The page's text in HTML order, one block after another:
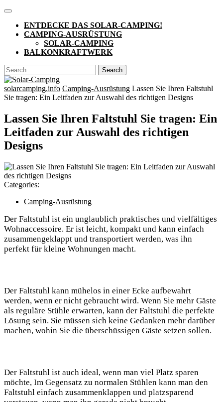
Skip
content
Open
ButtonENTDECKE DAS SOLAR-CAMPING!
CAMPING-AUSRÜSTUNG
SOLAR-CAMPING
BALKONKRAFTWERK
CLOSE
BUTTON
Search
for:
solarcamping.info Camping-Ausrüstung Lassen Sie Ihren Faltstuhl
Sie tragen: Ein Leitfaden zur Auswahl des richtigen Designs
Lassen Sie Ihren Faltstuhl Sie tragen: Ein
Leitfaden zur Auswahl des richtigen
Designs
Categories:
Camping-Ausrüstung
Der Faltstuhl ist ein unglaublich praktisches und vielfältiges
Wohnaccessoire. Er ist leicht, kompakt und kann einfach
zusammengeklappt und transportiert werden, was ihn
perfekt für kleine Wohnungen macht.
Der Faltstuhl kann mühelos in einer Ecke aufbewahrt
werden, wenn er nicht gebraucht wird. Wenn Sie mehr Gäste
als reguläre Stühle erwarten, kann der Faltstuhl die perfekte
Lösung sein. Sie müssen sich keine Gedanken mehr darüber
machen, wohin Sie die überschüssigen Gäste setzen sollen.
Der Faltstuhl ist auch ideal, wenn man viel Platz sparen
möchte, Im Gegensatz zu normalen Stühlen kann man den
Faltstuhl einfach zusammenklappen und platzsparend